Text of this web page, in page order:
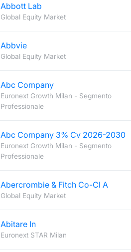
Abbott Lab
Global Equity Market
Abbvie
Global Equity Market
Abc Company
Euronext Growth Milan - Segmento
Professionale
Abc Company 3% Cv 2026-2030
Euronext Growth Milan - Segmento
Professionale
Abercrombie & Fitch Co-Cl A
Global Equity Market
Abitare In
Euronext STAR Milan